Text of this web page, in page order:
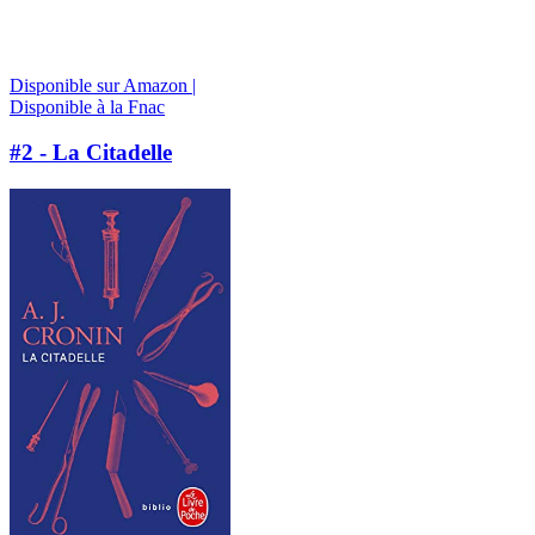
Disponible sur Amazon |
Disponible à la Fnac
#2 - La Citadelle